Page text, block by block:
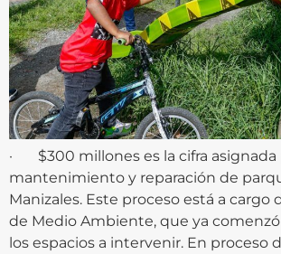
· $300 millones es la cifra asignada
mantenimiento y reparación de
Manizales. Este proceso está a cargo
de Medio Ambiente, que ya
los espacios a intervenir. En proceso